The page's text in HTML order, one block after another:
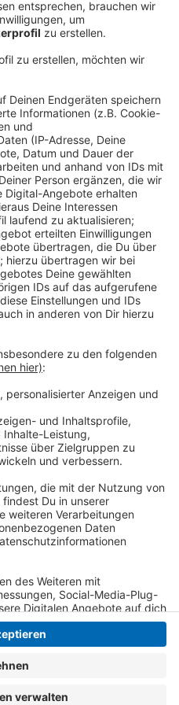
36- und einen 21-
Straftaten verurteilt
der LVR-Klinik sind, sei am
Seitdem läuft
Bei der sofort
auch ein Hund
an einer Bushaltestelle
ist etwa 1,80 Meter
schwarzes
vermutlich ein helles
und Turnschuhe. Der
groß und schlank. Er
Haar und trug
Kapuzenpullover,
Wer hat die beiden
Angaben zu deren
an die Polizei
jede andere